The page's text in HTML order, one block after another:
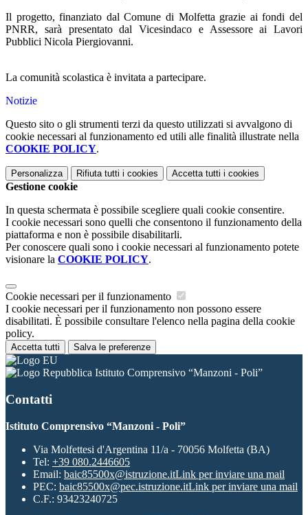
Il progetto, finanziato dal Comune di Molfetta grazie ai fondi del
PNRR, sarà presentato dal Vicesindaco e Assessore ai Lavori
Pubblici Nicola Piergiovanni.
La comunità scolastica è invitata a partecipare.
Notizie
Questo sito o gli strumenti terzi da questo utilizzati si avvalgono di
cookie necessari al funzionamento ed utili alle finalità illustrate nella
COOKIE POLICY.
Personalizza Rifiuta tutti i cookies Accetta tutti i cookies
Gestione cookie
In questa schermata è possibile scegliere quali cookie consentire.
I cookie necessari sono quelli che consentono il funzionamento della
piattaforma e non è possibile disabilitarli.
Per conoscere quali sono i cookie necessari al funzionamento potete
visionare la COOKIE POLICY.
Cookie necessari per il funzionamento
I cookie necessari per il funzionamento non possono essere
disabilitati. È possibile consultare l'elenco nella pagina della cookie
policy.
Accetta tutti Salva le preferenze
Istituto Comprensivo “Manzoni - Poli”
Contatti
Istituto Comprensivo “Manzoni - Poli”
Via Molfettesi d'Argentina 11/a - 70056 Molfetta (BA)
Tel: +39 080.2446605
Email: baic85500x@istruzione.itLink per inviare una mail
PEC: baic85500x@pec.istruzione.itLink per inviare una mail
C.F.: 93423240725